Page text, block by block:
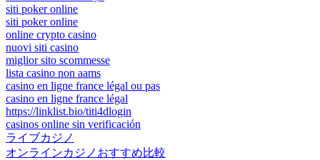
siti poker online
siti poker online
online crypto casino
nuovi siti casino
miglior sito scommesse
lista casino non aams
casino en ligne france légal ou pas
casino en ligne france légal
https://linklist.bio/titi4dlogin
casinos online sin verificación
ライブカジノ
オンラインカジノおすすめ比較